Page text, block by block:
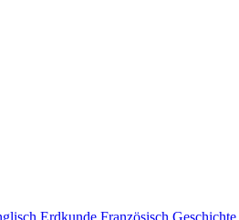
Erdkunde Französisch Geschichte